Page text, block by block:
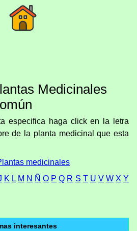
Medicinales
especifica haga click en la letra
de la planta medicinal que esta
medicinales
K L M N Ñ O P Q R S T U V W X Y
interesantes